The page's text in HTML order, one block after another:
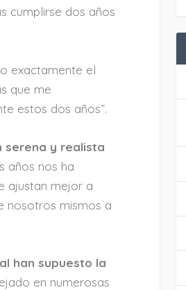
cumplirse dos años
exactamente el
que me
estos dos años”.
serena y realista
años nos ha
ajustan mejor a
nosotros mismos a
han supuesto la
en numerosas